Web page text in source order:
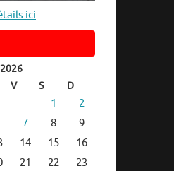
ici.
V S D
1
2
7 8
9
14 15
16
21 22
23